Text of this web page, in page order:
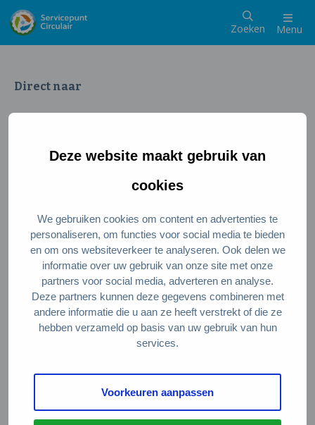
Deze website maakt gebruik van
cookies
We gebruiken cookies om content en advertenties te
personaliseren, om functies voor social media te bieden
en om ons websiteverkeer te analyseren. Ook delen we
informatie over uw gebruik van onze site met onze
partners voor social media, adverteren en analyse.
Deze partners kunnen deze gegevens combineren met
andere informatie die u aan ze heeft verstrekt of die ze
hebben verzameld op basis van uw gebruik van hun
services.
Voorkeuren aanpassen
Zoeken Menu
Direct naar
Wat is een circulaire samenleving
Meedoen als ondernemer
Circulaire producten en diensten
Wie zijn wij?
Over ons
Stel je vraag
Servicepunt Team
Veelgestelde vragen
De Natuur en Milieufederaties
Arthur van Schendelstraat 600